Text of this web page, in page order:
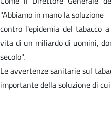
"Abbiamo in mano la soluzione
contro l'epidemia del tabacco
vita di un miliardo di uomini,
secolo".
Le avvertenze sanitarie sul
importante della soluzione di